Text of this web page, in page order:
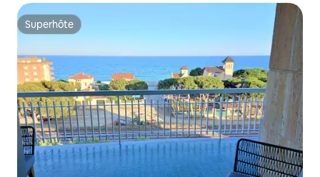
Superhôte
Superhôte